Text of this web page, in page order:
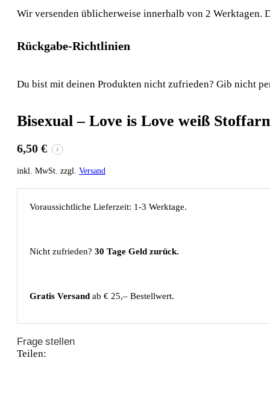
Wir versenden üblicherweise innerhalb von 2 Werktagen.
Rückgabe-Richtlinien
Du bist mit deinen Produkten nicht zufrieden? Gib nicht
Bisexual – Love is Love weiß
6,50 € i
inkl. MwSt. zzgl. Versand
Voraussichtliche Lieferzeit: 1-3 Werktage.
Nicht zufrieden? 30 Tage Geld zurück.
Gratis Versand ab € 25,– Bestellwert.
Frage stellen
Teilen: